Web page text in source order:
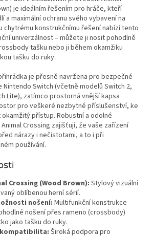
je ideálním řešením pro hráče, kteří
a maximální ochranu svého vybavení na
chytrému konstrukčnímu řešení nabízí tento
univerzálnost – můžete ji nosit pohodlně
tašku nebo ji během okamžiku
tašku do ruky.
je přesně navržena pro bezpečné
Nintendo Switch (včetně modelů Switch 2,
Lite), zatímco prostorná vnější kapsa
pro veškeré nezbytné příslušenství, ke
přístup. Robustní a odolné
Crossing zajišťují, že vaše zařízení
nárazy i nečistotami, a to i při
používání.
Crossing (Wood Brown): Stylový vizuální
oblíbenou herní sérií.
nošení: Multifunkční konstrukce
nošení přes rameno (crossbody)
jako tašku do ruky.
Široká podpora pro